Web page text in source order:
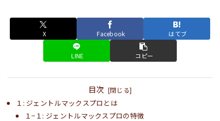
X Facebook はてブ
LINE コピー
目次
１: ジェントルマックスプロとは
１−１: ジェントルマックスプロの特徴